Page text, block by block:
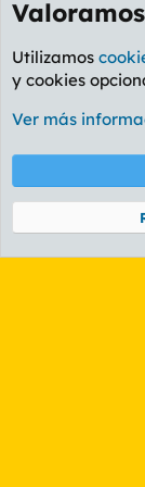
Foro General
Cookies
PL
Community platform
Utilizamos
y cookies
Ver más